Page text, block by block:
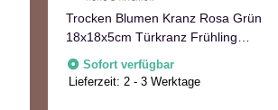
Trocken Blumen Kranz Rosa Grün
18x18x5cm Türkranz Frühling
Herbst
Sofort verfügbar
Lieferzeit:2 - 3 Werktage